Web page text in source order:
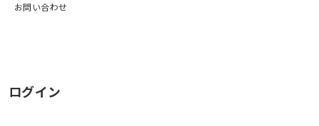
お問い合わせ
ログイン